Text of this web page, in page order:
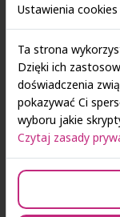
Ustawienia cookies
Ta strona
Dzięki ich
doświadczenia
pokazywać Ci
wyboru jakie
Czytaj zasady